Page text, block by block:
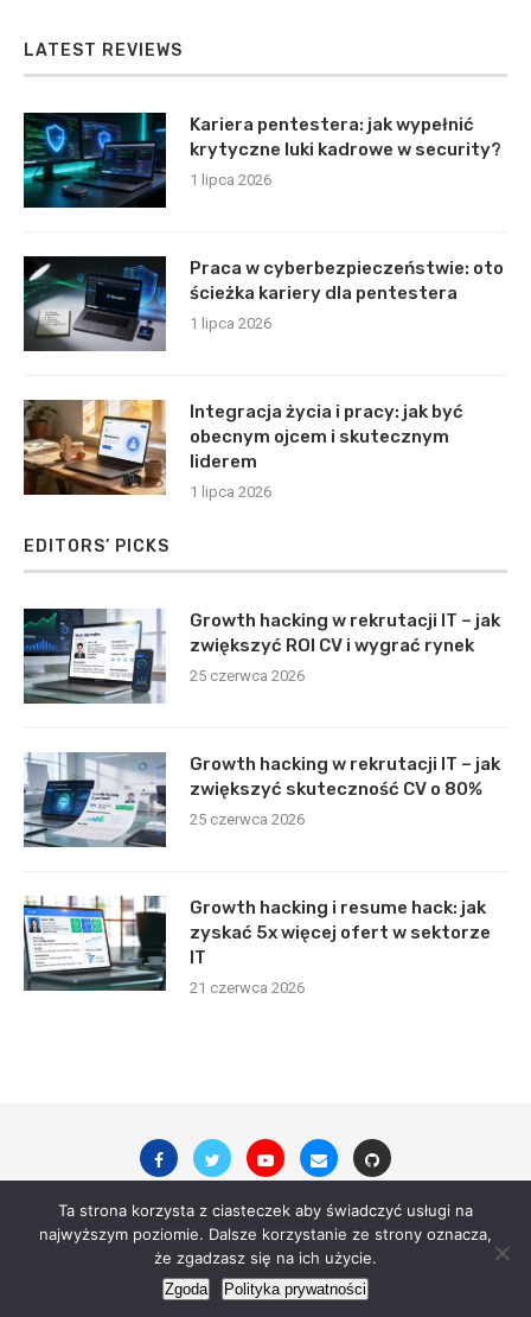
LATEST REVIEWS
Kariera pentestera: jak wypełnić
krytyczne luki kadrowe w security?
1 lipca 2026
Praca w cyberbezpieczeństwie: oto
ścieżka kariery dla pentestera
1 lipca 2026
Integracja życia i pracy: jak być
obecnym ojcem i skutecznym
liderem
1 lipca 2026
EDITORS’ PICKS
Growth hacking w rekrutacji IT – jak
zwiększyć ROI CV i wygrać rynek
25 czerwca 2026
Growth hacking w rekrutacji IT – jak
zwiększyć skuteczność CV o 80%
25 czerwca 2026
Growth hacking i resume hack: jak
zyskać 5x więcej ofert w sektorze
IT
21 czerwca 2026
© 2023 - All Right Reserved. digitalsite.pl
Ta strona korzysta z ciasteczek aby świadczyć usługi na
najwyższym poziomie. Dalsze korzystanie ze strony oznacza,
że zgadzasz się na ich użycie.
Zgoda Polityka prywatności